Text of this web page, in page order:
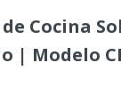
Cocina
| Modelo